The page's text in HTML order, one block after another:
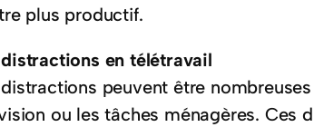
plus productif.
en télétravail
peuvent être
ou les tâches ménagères. Ces